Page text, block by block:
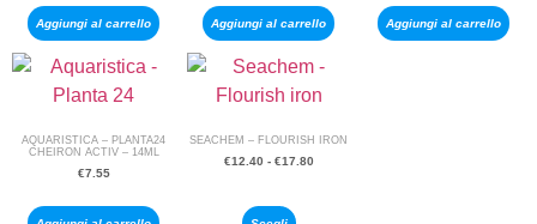
Aggiungi al carrello Aggiungi al carrello Aggiungi al carrello
AQUARISTICA – PLANTA24
CHEIRON ACTIV – 14ML
€7.55
SEACHEM – FLOURISH IRON
€12.40 - €17.80